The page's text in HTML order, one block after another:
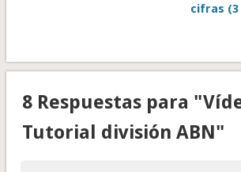
cifras
8 Respuestas para
Tutorial división ABN"